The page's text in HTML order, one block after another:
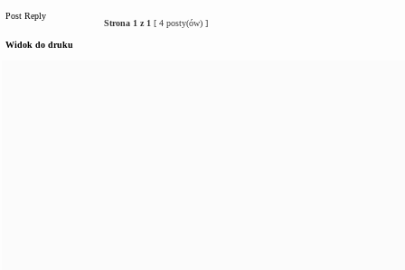
Post Reply
Strona 1 z 1 [ 4 posty(ów) ]
Widok do druku